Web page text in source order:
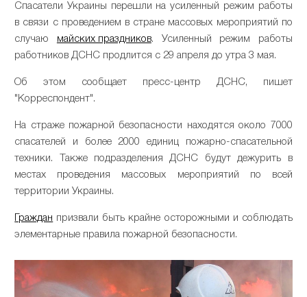
Спасатели Украины перешли на усиленный режим работы
в связи с проведением в стране массовых мероприятий по
случаю майских праздников. Усиленный режим работы
работников ДСНС продлится с 29 апреля до утра 3 мая.
Об этом сообщает пресс-центр ДСНС, пишет
"Корреспондент".
На страже пожарной безопасности находятся около 7000
спасателей и более 2000 единиц пожарно-спасательной
техники. Также подразделения ДСНС будут дежурить в
местах проведения массовых мероприятий по всей
территории Украины.
Граждан призвали быть крайне осторожными и соблюдать
элементарные правила пожарной безопасности.